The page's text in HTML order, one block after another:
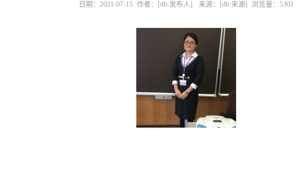
日期：2021-07-15 作者：[db:发布人] 来源：[db:来源] 浏览量： 5302